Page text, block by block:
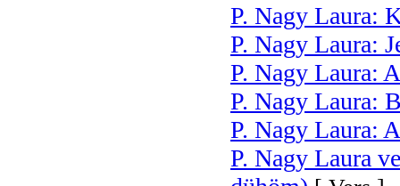
P. Nagy Laura:
P. Nagy Laura:
P. Nagy Laura:
P. Nagy Laura:
P. Nagy Laura:
P. Nagy Laura